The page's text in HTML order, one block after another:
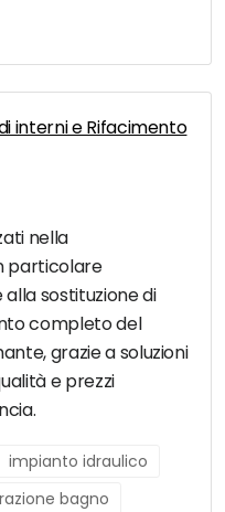
interni e Rifacimento
nella
particolare
sostituzione di
completo del
grazie a soluzioni
e prezzi
impianto idraulico
bagno